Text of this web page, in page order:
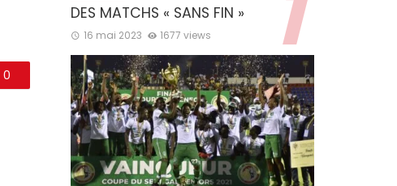
0
DES MATCHS « SANS FIN »
16 mai 2023 1677 views